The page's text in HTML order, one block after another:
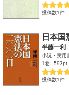
投稿数1件
日本国
半藤一利
小説・実用
1巻
593pt
投稿数1件